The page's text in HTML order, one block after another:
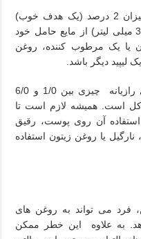
برای رقیق کردن روغن ضروری به میزان 2 درصد (یک هدف خوب)
12 قطره از روغن را با هر اونس (30 میلی لیتر) از مایع حامل خود
یا یک مرطوب کننده، روغن
دیگر باشد.
دوز توصیه شده برای روغن ضرورری رازیانه چیزی بین 1/0 و 6/0
رقیق شده در 5 تا 7 گرم کل است. همیشه لازم است تا
آن روی پوست، رقیق
نارگیل یا روغن زیتون استفاده
فرد می تواند به روغن های
به علاوه این خطر ممکن